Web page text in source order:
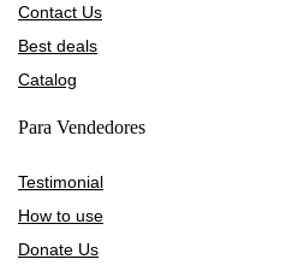
Contact Us
Best deals
Catalog
Para Vendedores
Testimonial
How to use
Donate Us